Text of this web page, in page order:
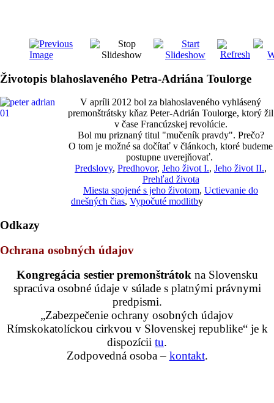
Životopis blahoslaveného Petra-Adriána Toulorge
V apríli 2012 bol za blahoslaveného vyhlásený
premonštrátsky kňaz Peter-Adrián Toulorge, ktorý žil
v čase Francúzskej revolúcie.
Bol mu priznaný titul "mučeník pravdy". Prečo?
O tom je možné sa dočítať v článkoch, ktoré budeme
postupne uverejňovať.
Predslovy, Predhovor, Jeho život I., Jeho život II.,
Prehľad života
Miesta spojené s jeho životom, Uctievanie do
dnešných čias, Vypočuté modlitby
Odkazy
Ochrana osobných údajov
Kongregácia sestier premonštrátok na Slovensku
spracúva osobné údaje v súlade s platnými právnymi
predpismi.
„Zabezpečenie ochrany osobných údajov
Rímskokatolíckou cirkvou v Slovenskej republike“ je k
dispozícii tu.
Zodpovedná osoba – kontakt.